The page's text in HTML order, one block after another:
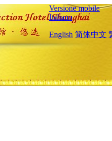
Versione mobile
Italiano
English 简体中文